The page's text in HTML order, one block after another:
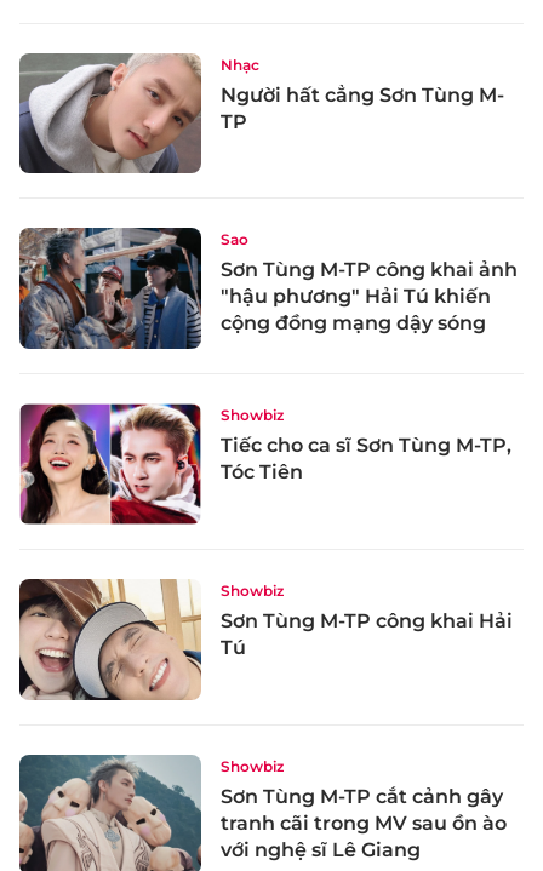
Nhạc
Người hất cẳng Sơn Tùng M-
TP
Sao
Sơn Tùng M-TP công khai ảnh
"hậu phương" Hải Tú khiến
cộng đồng mạng dậy sóng
Showbiz
Tiếc cho ca sĩ Sơn Tùng M-TP,
Tóc Tiên
Showbiz
Sơn Tùng M-TP công khai Hải
Tú
Showbiz
Sơn Tùng M-TP cắt cảnh gây
tranh cãi trong MV sau ồn ào
với nghệ sĩ Lê Giang